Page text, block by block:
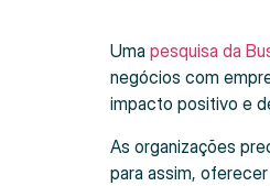
Uma pesquisa da
negócios com
impacto positivo e
As organizações
para assim, oferecer